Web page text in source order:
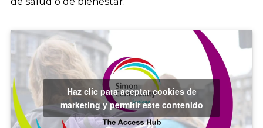
Haz clic para aceptar cookies de
marketing y permitir este contenido